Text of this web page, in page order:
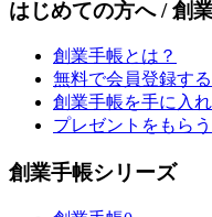
はじめての方へ / 創
創業手帳とは？
無料で会員登録する
創業手帳を手に入
プレゼントをもらう
創業手帳シリーズ